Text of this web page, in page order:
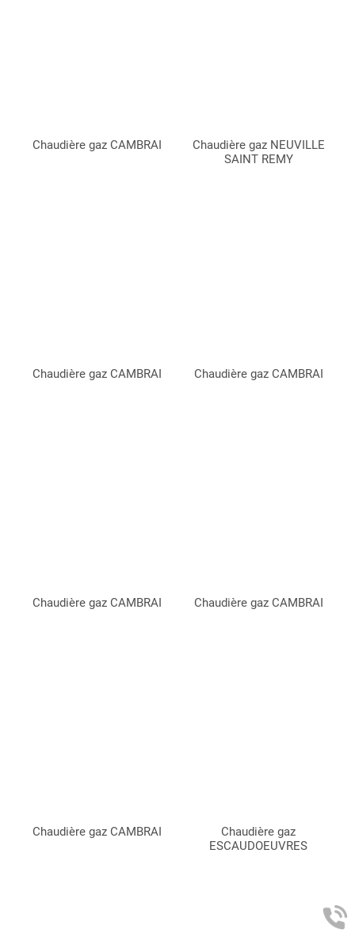
Chaudière gaz CAMBRAI
Chaudière gaz NEUVILLE
SAINT REMY
Chaudière gaz CAMBRAI Chaudière gaz CAMBRAI
Chaudière gaz CAMBRAI Chaudière gaz CAMBRAI
Chaudière gaz CAMBRAI
Chaudière gaz
ESCAUDOEUVRES